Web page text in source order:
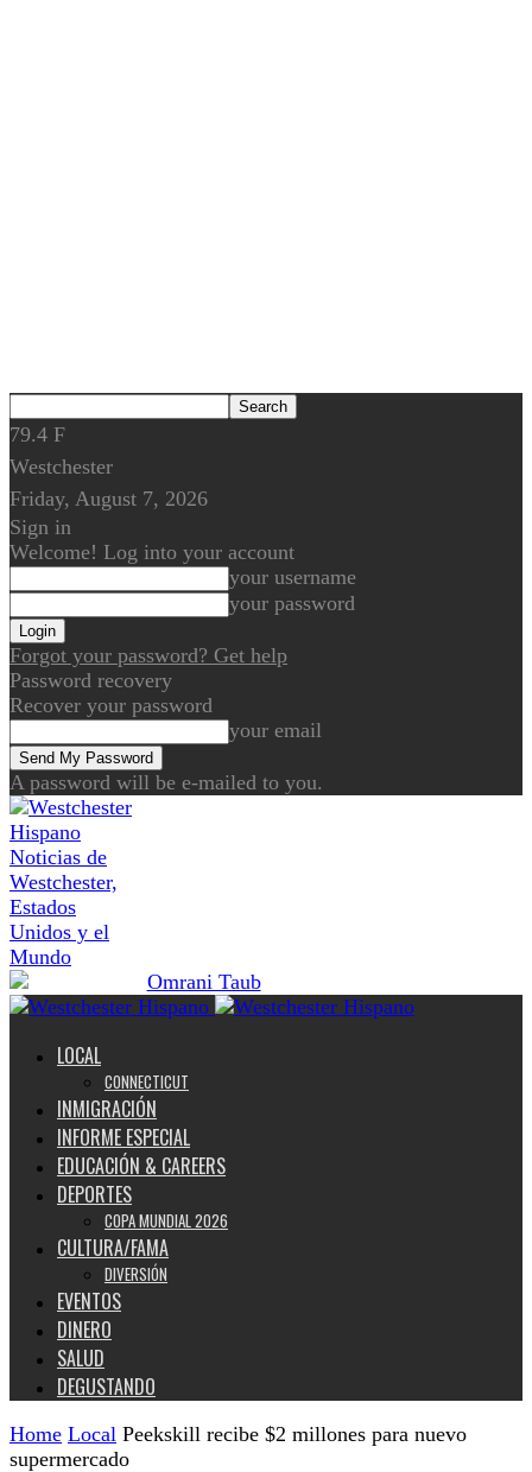
79.4 F
Westchester
Friday, August 7, 2026
Sign in
Welcome! Log into your account
your username
your password
Forgot your password? Get help
Password recovery
Recover your password
your email
A password will be e-mailed to you.
Noticias de
Westchester,
Estados
Unidos y el
Mundo
LOCAL
CONNECTICUT
INMIGRACIÓN
INFORME ESPECIAL
EDUCACIÓN & CAREERS
DEPORTES
COPA MUNDIAL 2026
CULTURA/FAMA
DIVERSIÓN
EVENTOS
DINERO
SALUD
DEGUSTANDO
Home Local Peekskill recibe $2 millones para nuevo
supermercado